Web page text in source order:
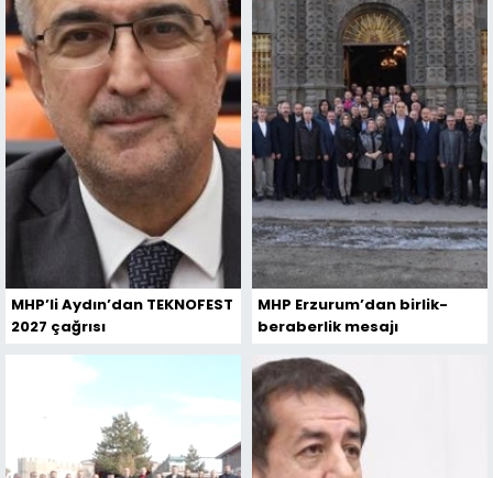
MHP’li Aydın’dan TEKNOFEST
2027 çağrısı
MHP Erzurum’dan birlik-
beraberlik mesajı